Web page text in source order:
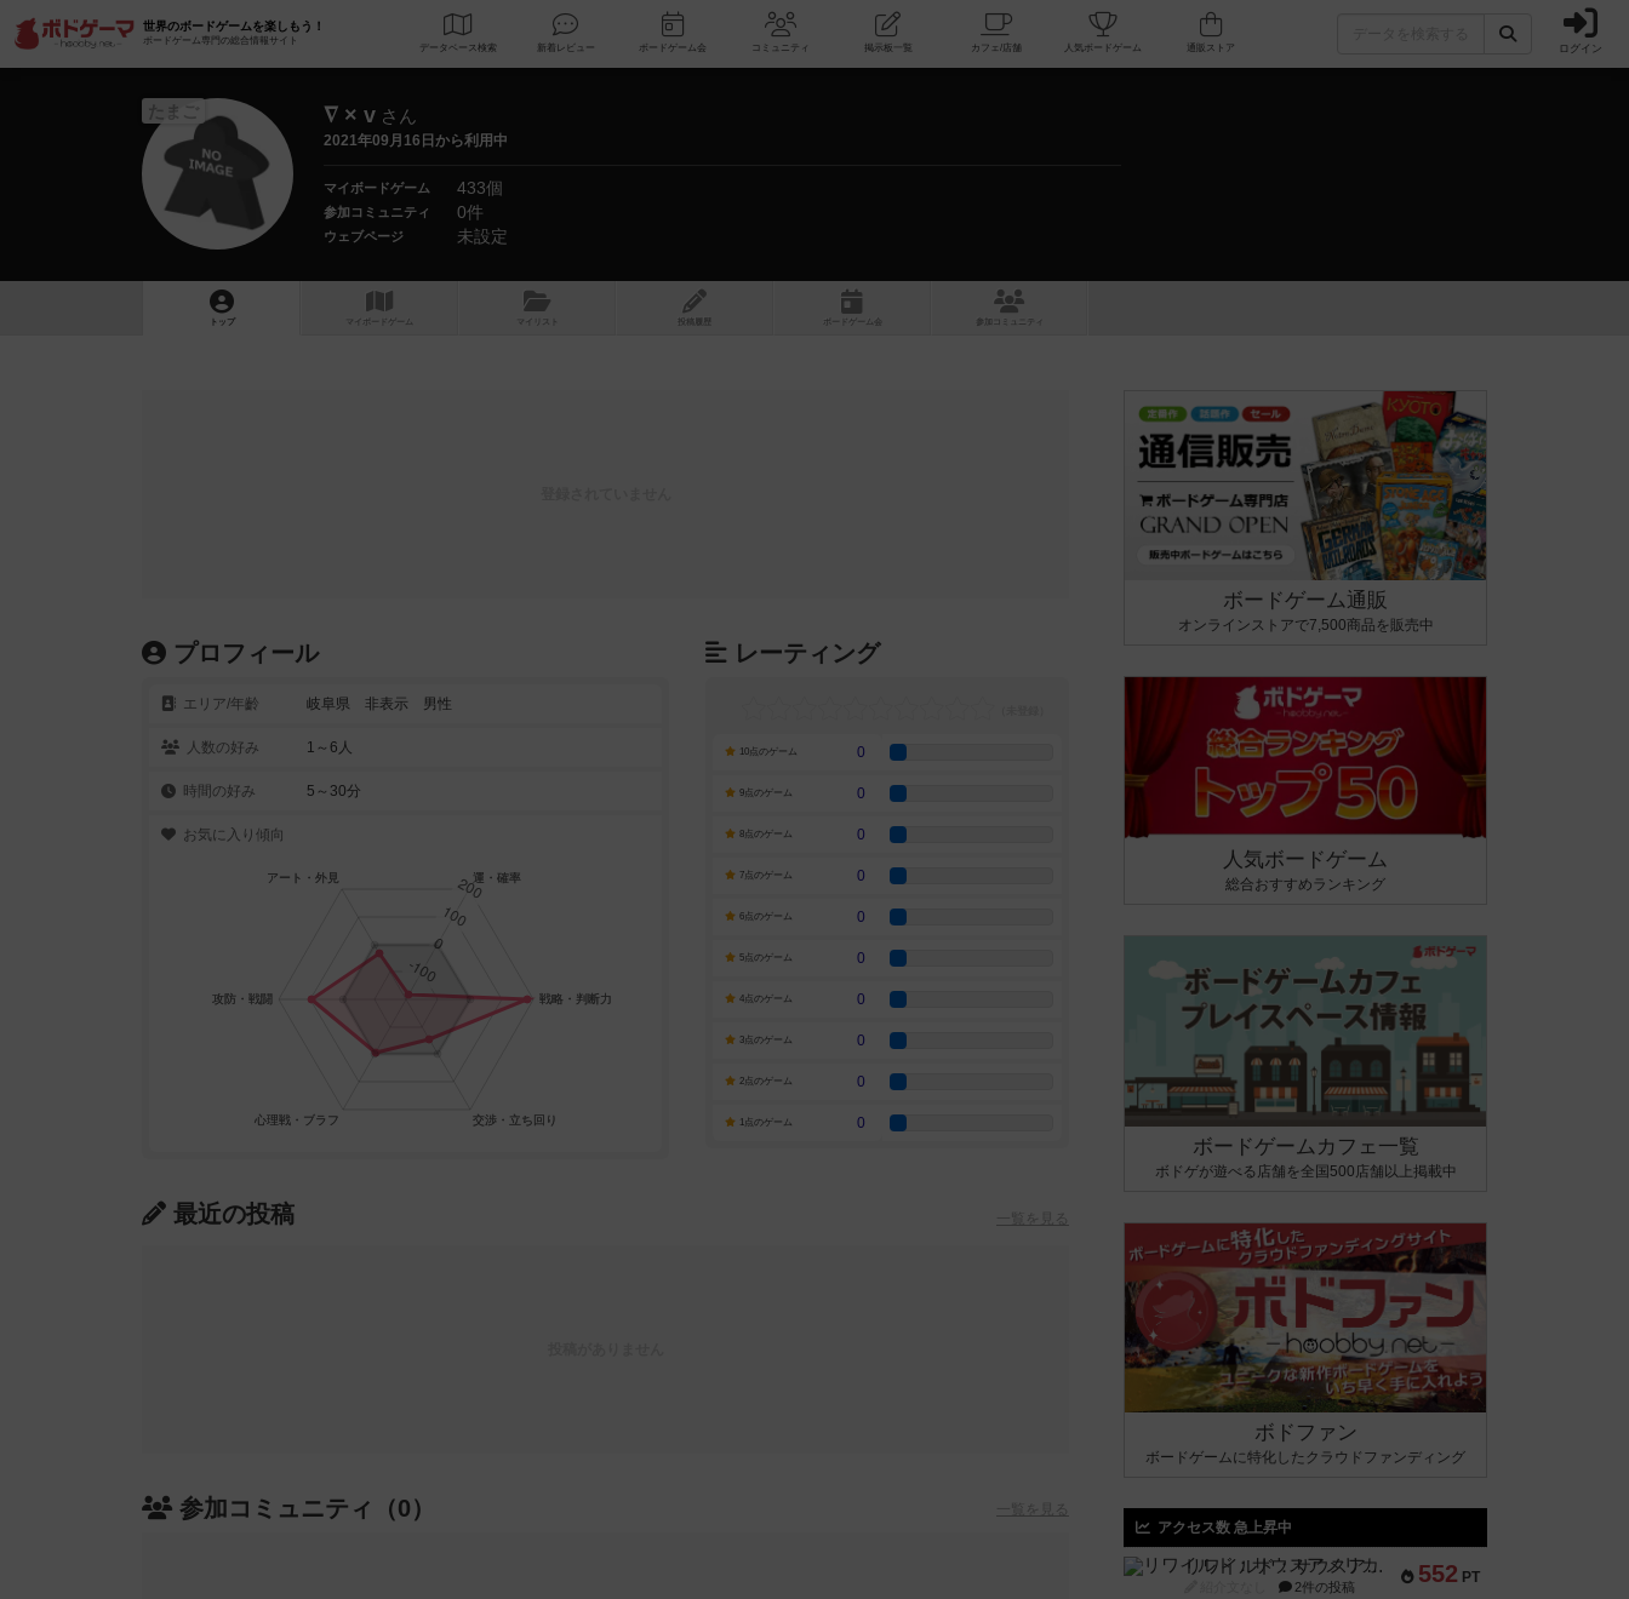
世界のボードゲームを楽しもう！
ボードゲーム専門の総合情報サイト
データベース 検索 新着レビュー ボードゲーム会 コミュニティ 掲示板一覧 カフェ/店舗 人気ボードゲーム ログイン
たまご ∇ × v さん
2021年09月16日から利用中
マイボードゲーム 433個
参加コミュニティ 0件
ウェブページ 未設定
トップ マイボードゲーム マイリスト 投稿履歴 ボ ドゲ ーム コミュニティ
プロフィール
エリア/年齡 岐阜県 非表示 男性
人数の好み 1～6人
時間の好み 5～30分
お気に入り傾向
レーティング
10点のゲーム 0
9点のゲーム 0
8点のゲーム 0
7点のゲーム 0
6点のゲーム 0
5点のゲーム 0
4点のゲーム 0
3点のゲーム 0
2点のゲーム 0
1点のゲーム 0
最近の投稿 一覧を見る
参加コミュニティ（0） 一覧を見る
ボードゲーム通販
オンラインストアで7,500商品を販売中
人気ボードゲーム
総合おすすめランキング
ボードゲームカフェ一覧
ボドゲが遊べる店舗を全国500店舗以上掲載中
ボドファン
ボードゲームに特化したクラウドファンディング
アクセス数 急上昇中
552 PT
リワイルド：サウスアメリカ
2件の投稿